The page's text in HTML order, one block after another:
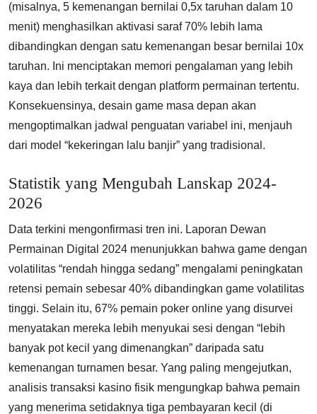
(misalnya, 5 kemenangan bernilai 0,5x taruhan dalam 10
menit) menghasilkan aktivasi saraf 70% lebih lama
dibandingkan dengan satu kemenangan besar bernilai 10x
taruhan. Ini menciptakan memori pengalaman yang lebih
kaya dan lebih terkait dengan platform permainan tertentu.
Konsekuensinya, desain game masa depan akan
mengoptimalkan jadwal penguatan variabel ini, menjauh
dari model “kekeringan lalu banjir” yang tradisional.
Statistik yang Mengubah Lanskap 2024-
2026
Data terkini mengonfirmasi tren ini. Laporan Dewan
Permainan Digital 2024 menunjukkan bahwa game dengan
volatilitas “rendah hingga sedang” mengalami peningkatan
retensi pemain sebesar 40% dibandingkan game volatilitas
tinggi. Selain itu, 67% pemain poker online yang disurvei
menyatakan mereka lebih menyukai sesi dengan “lebih
banyak pot kecil yang dimenangkan” daripada satu
kemenangan turnamen besar. Yang paling mengejutkan,
analisis transaksi kasino fisik mengungkap bahwa pemain
yang menerima setidaknya tiga pembayaran kecil (di